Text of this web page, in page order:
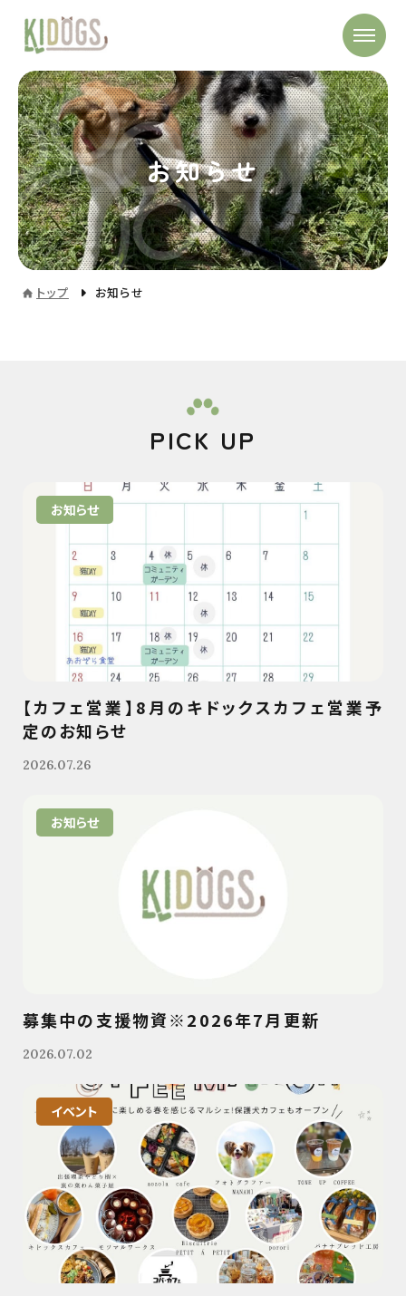
お知らせ
トップ お知らせ
PICK UP
お知らせ
【カフェ営業】8月のキドックスカフェ営業予
定のお知らせ
2026.07.26
お知らせ
募集中の支援物資※2026年7月更新
2026.07.02
イベント